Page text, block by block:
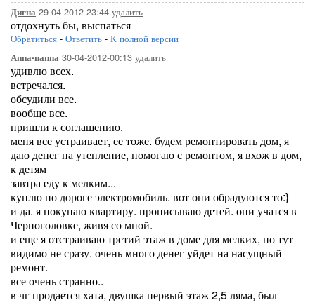
Дигна 29-04-2012-23:44 удалить
отдохнуть бы, выспаться
Обратиться - Ответить - К полной версии
Аппа-паппа 30-04-2012-00:13 удалить
удивлю всех.
встречался.
обсудили все.
вообще все.
пришли к соглашению.
меня все устраивает, ее тоже. будем ремонтировать дом, я
даю денег на утепление, помогаю с ремонтом, я вхож в дом,
к детям
завтра еду к мелким...
куплю по дороге электромобиль. вот они обрадуются то:}
и да. я покупаю квартиру. прописываю детей. они учатся в
Черноголовке, живя со мной.
и еще я отстраиваю третий этаж в доме для мелких, но тут
видимо не сразу. очень много денег уйдет на насущный
ремонт.
все очень странно..
в чг продается хата, двушка первый этаж 2,5 ляма, был